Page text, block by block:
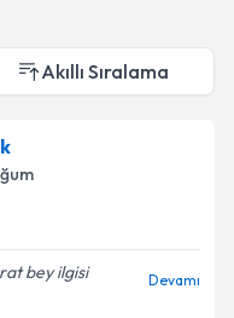
Akıllı Sıralama
bey ilgisi
Devamı